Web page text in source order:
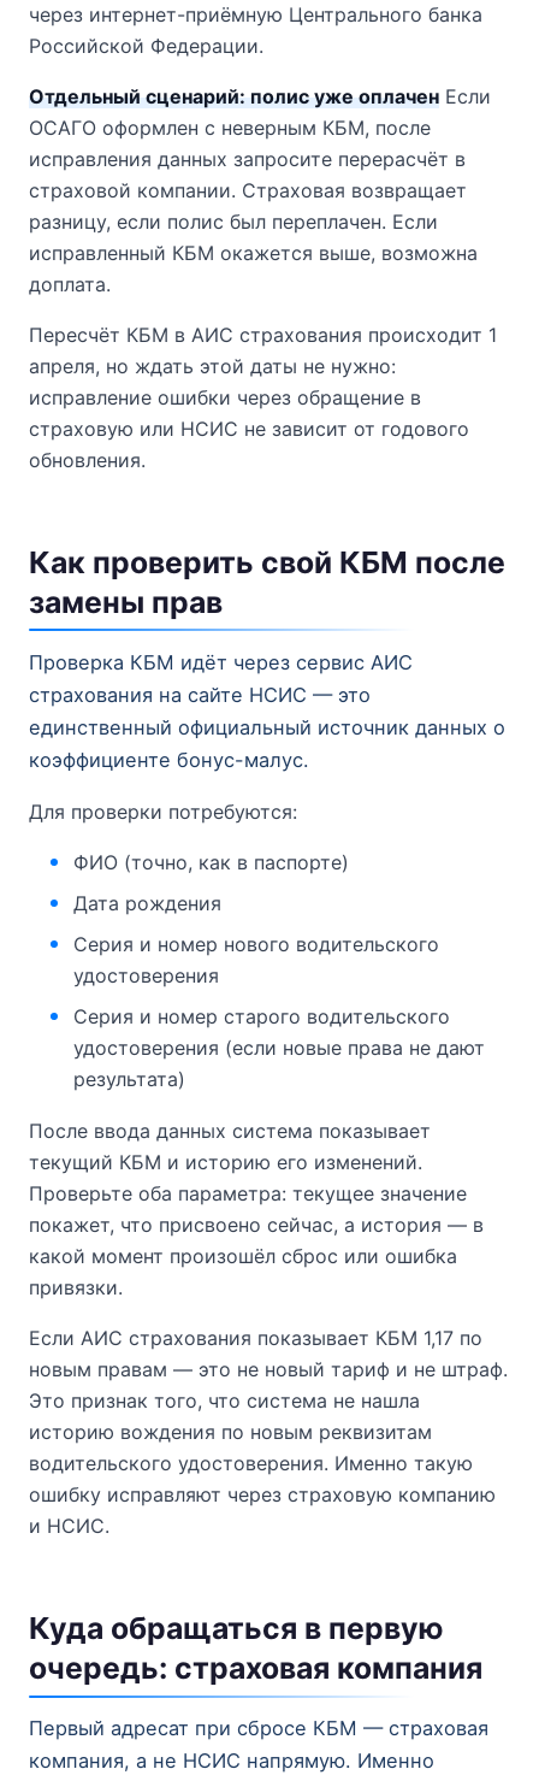
через интернет-приёмную Центрального банка
Российской Федерации.
Отдельный сценарий: полис уже оплачен Если
ОСАГО оформлен с неверным КБМ, после
исправления данных запросите перерасчёт в
страховой компании. Страховая возвращает
разницу, если полис был переплачен. Если
исправленный КБМ окажется выше, возможна
доплата.
Пересчёт КБМ в АИС страхования происходит 1
апреля, но ждать этой даты не нужно:
исправление ошибки через обращение в
страховую или НСИС не зависит от годового
обновления.
Как проверить свой КБМ после
замены прав
Проверка КБМ идёт через сервис АИС
страхования на сайте НСИС — это
единственный официальный источник данных о
коэффициенте бонус-малус.
Для проверки потребуются:
ФИО (точно, как в паспорте)
Дата рождения
Серия и номер нового водительского
удостоверения
Серия и номер старого водительского
удостоверения (если новые права не дают
результата)
После ввода данных система показывает
текущий КБМ и историю его изменений.
Проверьте оба параметра: текущее значение
покажет, что присвоено сейчас, а история — в
какой момент произошёл сброс или ошибка
привязки.
Если АИС страхования показывает КБМ 1,17 по
новым правам — это не новый тариф и не штраф.
Это признак того, что система не нашла
историю вождения по новым реквизитам
водительского удостоверения. Именно такую
ошибку исправляют через страховую компанию
и НСИС.
Куда обращаться в первую
очередь: страховая компания
Первый адресат при сбросе КБМ — страховая
компания, а не НСИС напрямую. Именно